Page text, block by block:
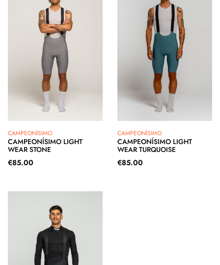
CAMPEONÍSIMO
CAMPEONÍSIMO LIGHT
WEAR STONE
€85.00
CAMPEONÍSIMO
CAMPEONÍSIMO LIGHT
WEAR TURQUOISE
€85.00